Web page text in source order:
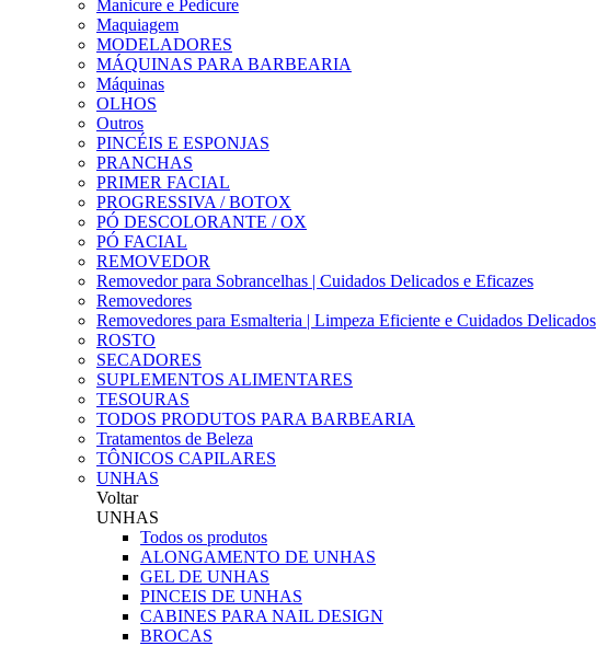
Manicure e Pedicure
Maquiagem
MODELADORES
MÁQUINAS PARA BARBEARIA
Máquinas
OLHOS
Outros
PINCÉIS E ESPONJAS
PRANCHAS
PRIMER FACIAL
PROGRESSIVA / BOTOX
PÓ DESCOLORANTE / OX
PÓ FACIAL
REMOVEDOR
Removedor para Sobrancelhas | Cuidados Delicados e Eficazes
Removedores
Removedores para Esmalteria | Limpeza Eficiente e Cuidados Delicados
ROSTO
SECADORES
SUPLEMENTOS ALIMENTARES
TESOURAS
TODOS PRODUTOS PARA BARBEARIA
Tratamentos de Beleza
TÔNICOS CAPILARES
UNHAS
Voltar
UNHAS
Todos os produtos
ALONGAMENTO DE UNHAS
GEL DE UNHAS
PINCEIS DE UNHAS
CABINES PARA NAIL DESIGN
BROCAS